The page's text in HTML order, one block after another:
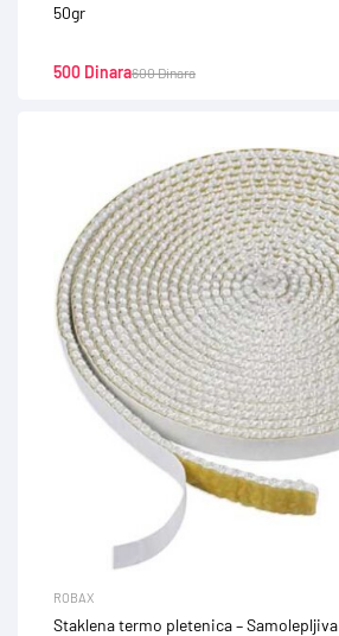
50gr
600Dinara
500 Dinara
ROBAX
Staklena termo pletenica – Samolepljiva